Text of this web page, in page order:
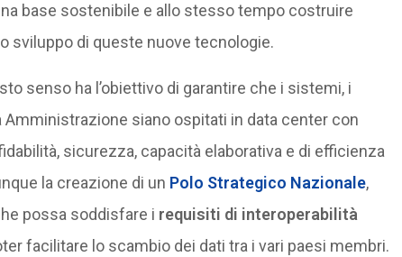
base sostenibile e allo stesso tempo costruire
sviluppo di queste nuove tecnologie.
senso ha l’obiettivo di garantire che i sistemi, i
siano ospitati in data center con
sicurezza, capacità elaborativa e di efficienza
la creazione di un Polo Strategico Nazionale,
possa soddisfare i requisiti di interoperabilità
facilitare lo scambio dei dati tra i vari paesi membri.